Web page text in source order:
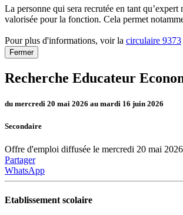
La personne qui sera recrutée en tant
valorisée pour la fonction. Cela permet
Pour plus d'informations, voir la circulaire 9373
Fermer
Recherche Educateur
du mercredi 20 mai 2026 au mardi 16 juin 2026
Secondaire
Offre d'emploi diffusée le mercredi 20 mai
Partager
WhatsApp
Etablissement scolaire